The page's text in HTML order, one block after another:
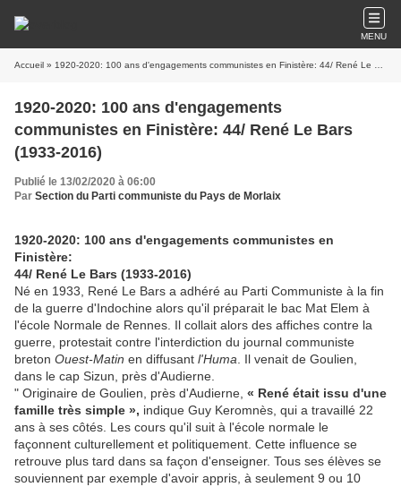
MENU
Accueil » 1920-2020: 100 ans d'engagements communistes en Finistère: 44/ René Le Bars (1933-2016)
1920-2020: 100 ans d'engagements
communistes en Finistère: 44/ René Le Bars
(1933-2016)
Publié le 13/02/2020 à 06:00
Par Section du Parti communiste du Pays de Morlaix
1920-2020: 100 ans d'engagements communistes en
Finistère:
44/ René Le Bars (1933-2016)
Né en 1933, René Le Bars a adhéré au Parti Communiste à la fin
de la guerre d'Indochine alors qu'il préparait le bac Mat Elem à
l'école Normale de Rennes. Il collait alors des affiches contre la
guerre, protestait contre l'interdiction du journal communiste
breton Ouest-Matin en diffusant l'Huma . Il venait de Goulien,
dans le cap Sizun, près d'Audierne.
" Originaire de Goulien, près d'Audierne, « René était issu d'une
famille très simple », indique Guy Keromnès, qui a travaillé 22
ans à ses côtés. Les cours qu'il suit à l'école normale le
façonnent culturellement et politiquement. Cette influence se
retrouve plus tard dans sa façon d'enseigner. Tous ses élèves se
souviennent par exemple d'avoir appris, à seulement 9 ou 10